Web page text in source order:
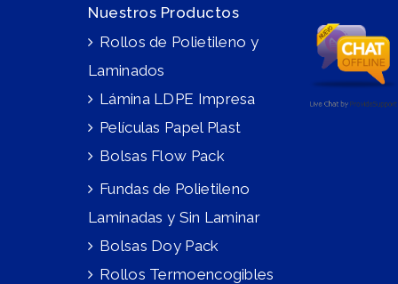
Nuestros Productos
Rollos de Polietileno y
Laminados
Lámina LDPE Impresa
Películas Papel Plast
Bolsas Flow Pack
Fundas de Polietileno
Laminadas y Sin Laminar
Bolsas Doy Pack
Rollos Termoencogibles